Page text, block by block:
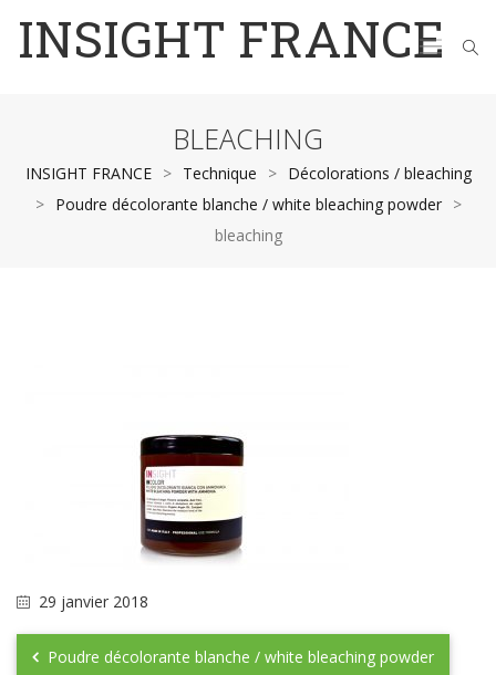
INSIGHT FRANCE
BLEACHING
INSIGHT FRANCE > Technique > Décolorations / bleaching
> Poudre décolorante blanche / white bleaching powder
>
bleaching
29 janvier 2018
Poudre décolorante blanche / white bleaching powder